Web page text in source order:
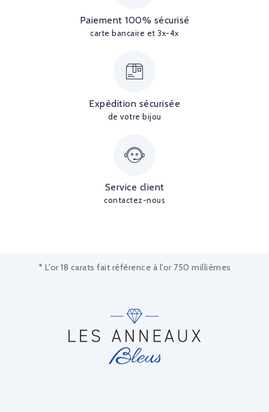
Paiement 100% sécurisé
carte bancaire et 3x-4x
Expédition sécurisée
de votre bijou
Service client
contactez-nous
* L'or 18 carats fait référence à l'or 750 millièmes